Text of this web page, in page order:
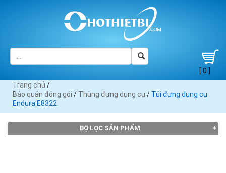
[ 0 ]
Trang chủ /
Bảo quản đóng gói / Thùng đựng dụng cụ / Túi đựng dụng cụ
Endura E8322
BỘ LỌC SẢN PHẨM